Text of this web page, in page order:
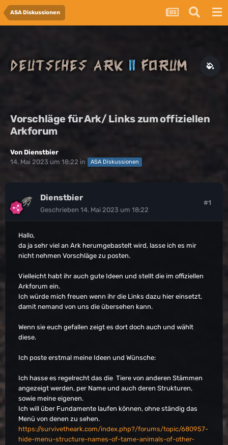
ASA Diskussionen
Vorschläge für Ark/ Links zum offiziellen
Arkforum
Von Dienstbier
14. Mai 2023 um 18:22 in ASA Diskussionen
Dienstbier
Geschrieben 14. Mai 2023 um 18:22
#1
Hallo,
da ja sehr viel an Ark herumgebastelt wird, lasse ich es mir
nicht nehmen Vorschläge zu posten.
Vielleicht habt ihr auch gute Ideen und stellt die im offiziellen
Arkforum ein.
Ich würde mich freuen wenn ihr die Links dazu hier einsetzt,
damit nemand von uns die übersehen kann.
Wenn sie euch gefallen zeigt es dort doch auch und wählt
diese.
Ich poste erstmal meine Ideen und Wünsche:
Ich hasse es regelrecht das die Tiere von anderen Stämmen
angezeigt werden, per Name und auch deren Strukturen,
sowie meine eigenen.
Ich will über Fundamente laufen können, ohne ständig das
Menü von denen zu sehen.
https://survivetheark.com/index.php?/forums/topic/680957-
hide-menu-structure-names-of-tame-animals-of-other-